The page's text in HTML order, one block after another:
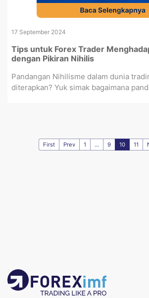
17 September 2024
Tips untuk Forex Trader
dengan Pikiran Nihilis
Pandangan Nihilisme dalam dunia
diterapkan? Yuk simak bagaimana
First Prev 1 ... 9 10 11